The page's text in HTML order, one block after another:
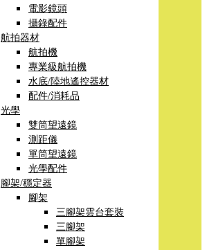
電影鏡頭
攝錄配件
航拍器材
航拍機
專業級航拍機
水底/陸地遙控器材
配件/消耗品
光學
雙筒望遠鏡
測距儀
單筒望遠鏡
光學配件
腳架/穩定器
腳架
三腳架雲台套裝
三腳架
單腳架